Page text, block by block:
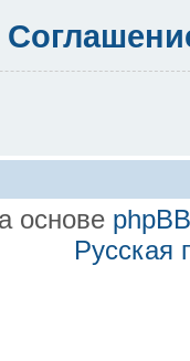
основе phpBB
Русская